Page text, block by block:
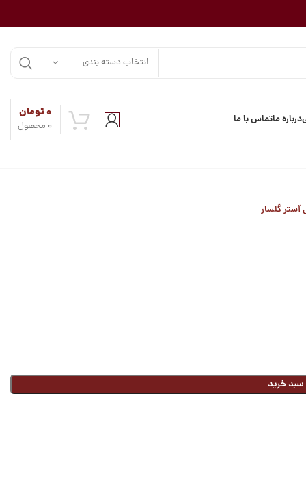
انتخاب دسته بندی
درباره ماتماس با ما 0 محصول
۰تومان
آستر گلسار
سبد خرید